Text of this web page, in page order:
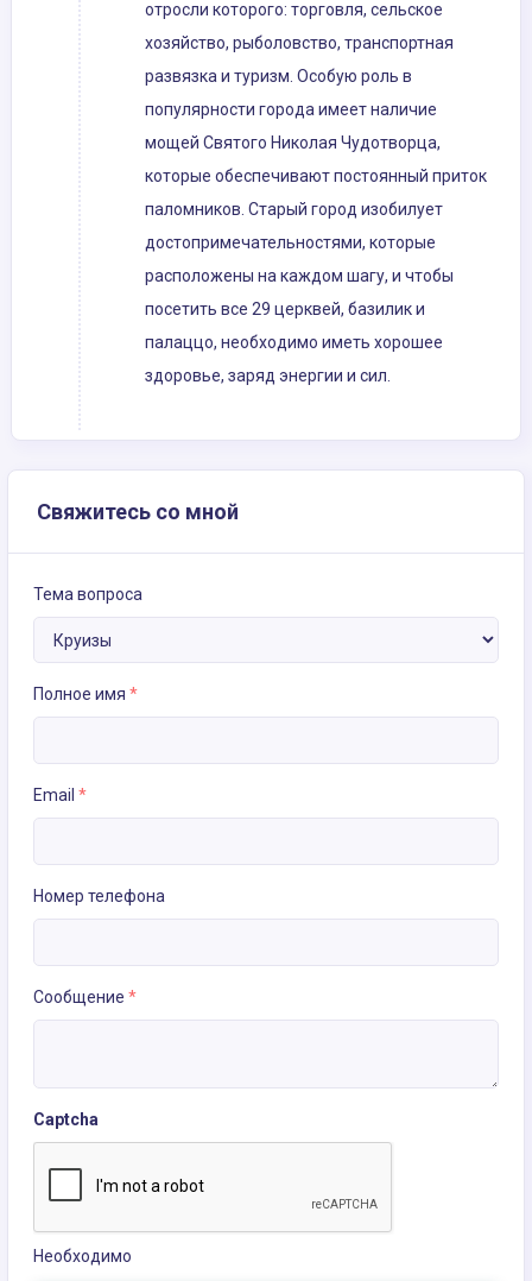
отросли которого: торговля, сельское
хозяйство, рыболовство, транспортная
развязка и туризм. Особую роль в
популярности города имеет наличие
мощей Святого Николая Чудотворца,
которые обеспечивают постоянный приток
паломников. Старый город изобилует
достопримечательностями, которые
расположены на каждом шагу, и чтобы
посетить все 29 церквей, базилик и
палаццо, необходимо иметь хорошее
здоровье, заряд энергии и сил.
Свяжитесь со мной
Тема вопроса
Полное имя *
Email *
Номер телефона
Сообщение *
Captcha
Необходимо